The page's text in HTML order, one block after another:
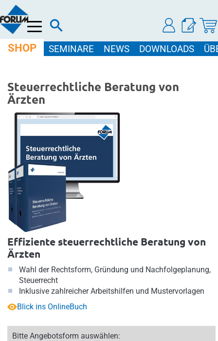
Menü
SHOP SEMINARE NEWS DOWNLOADS
Steuerrechtliche Beratung von
Ärzten
Effiziente steuerrechtliche Beratung von
Ärzten
Wahl der Rechtsform, Gründung und Nachfolgeplanung,
Steuerrecht
Inklusive zahlreicher Arbeitshilfen und Mustervorlagen
Blick ins OnlineBuch
Bitte Angebotsform auswählen: